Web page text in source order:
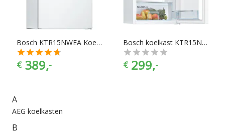
die het beste bij jouw keukeninrichting past.
Bosch KTR15NWEA Koelkast zonder vriesvak
€ 389,-
Bosch koelkast KTR15NWFA
€ 299,-
A
AEG koelkasten
B